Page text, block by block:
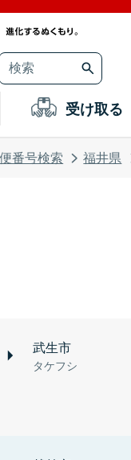
受け取る
番号検索 福井県
武生市
タケフシ